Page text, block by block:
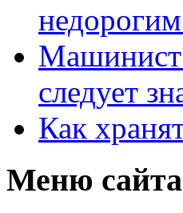
Машинист
следует
Как
Меню